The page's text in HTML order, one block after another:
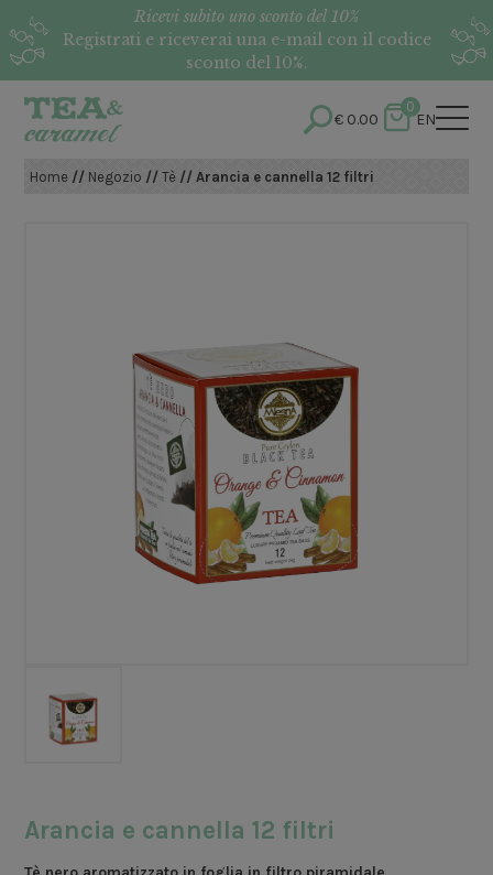
Ricevi subito uno sconto del 10%
Registrati e riceverai una e-mail con il codice
sconto del 10%.
€0.00
0
EN
Home // Negozio //Tè // Arancia e cannella 12 filtri
Arancia e cannella 12 filtri